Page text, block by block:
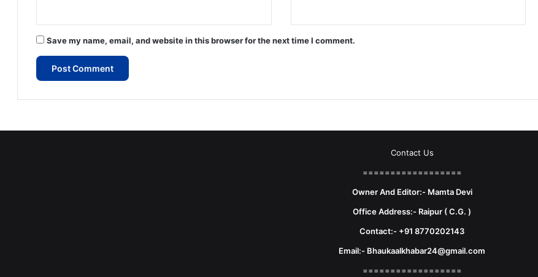
Save my name, email, and website in this browser for the next time I comment.
Contact Us
==================
Owner And Editor:- Mamta Devi
Office Address:- Raipur ( C.G. )
Contact:- +91 8770202143
Email:- Bhaukaalkhabar24@gmail.com
==================